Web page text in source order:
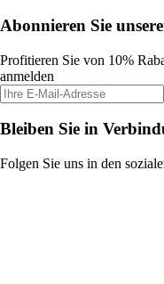
Abonnieren Sie
Profitieren Sie von 10%
anmelden
Bleiben Sie in
Folgen Sie uns in den